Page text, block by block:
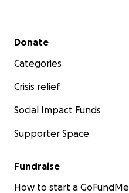
Secondary menu
Donate
Categories
Crisis relief
Social Impact Funds
Supporter Space
Fundraise
How to start a GoFundMe